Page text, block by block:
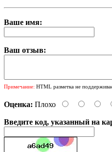
Ваше имя:
Ваш отзыв:
Примечание: HTML разметка не
Оценка: Плохо
Введите код, указанный на